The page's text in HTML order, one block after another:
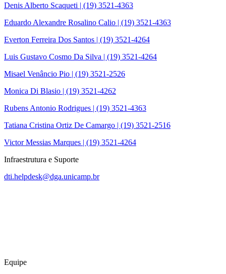
Denis Alberto Scaqueti | (19) 3521-4363
Eduardo Alexandre Rosalino Calio | (19) 3521-4363
Everton Ferreira Dos Santos | (19) 3521-4264
Luis Gustavo Cosmo Da Silva | (19) 3521-4264
Misael Venâncio Pio | (19) 3521-2526
Monica Di Blasio | (19) 3521-4262
Rubens Antonio Rodrigues | (19) 3521-4363
Tatiana Cristina Ortiz De Camargo | (19) 3521-2516
Victor Messias Marques | (19) 3521-4264
Infraestrutura e Suporte
dti.helpdesk@dga.unicamp.br
Equipe